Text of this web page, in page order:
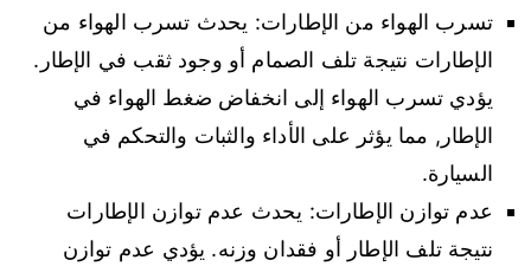
تسرب الهواء من الإطارات: يحدث تسرب الهواء من
الإطارات نتيجة تلف الصمام أو وجود ثقب في الإطار.
يؤدي تسرب الهواء إلى انخفاض ضغط الهواء في
الإطار, مما يؤثر على الأداء والثبات والتحكم في
السيارة.
عدم توازن الإطارات: يحدث عدم توازن الإطارات
نتيجة تلف الإطار أو فقدان وزنه. يؤدي عدم توازن